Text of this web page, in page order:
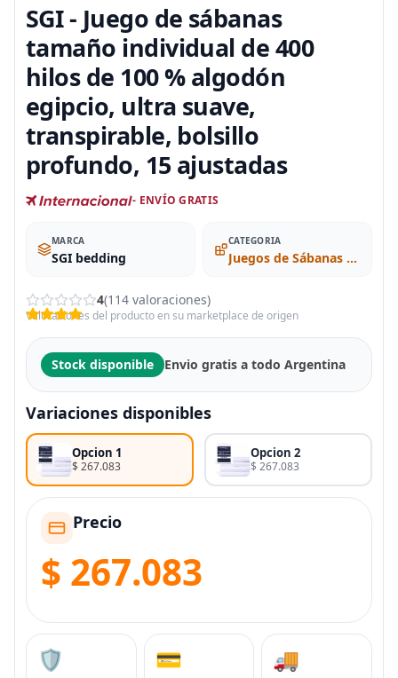
SGI - Juego de sábanas
tamaño individual de 400
hilos de 100 % algodón
egipcio, ultra suave,
transpirable, bolsillo
profundo, 15 ajustadas
- ENVÍO GRATIS
MARCA
SGI bedding
CATEGORIA
Juegos de Sábanas y Fundas de Almohada
4(114 valoraciones)
Valoraciones del producto en su marketplace de origen
Stock disponible Envio gratis a todo Argentina
Variaciones disponibles
Opcion 1
$ 267.083
Opcion 2
$ 267.083
Precio
$ 267.083
🛡️ 💳 🚚